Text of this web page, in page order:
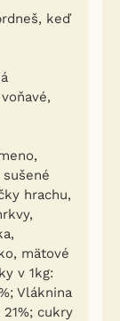
keď
hrachu,
mätové
v 1kg:
Vláknina
21%; cukry